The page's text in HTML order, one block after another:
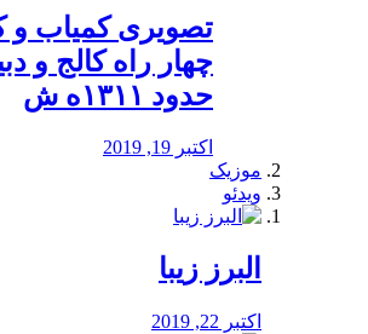
️تصویری کمیاب و
چهار راه كالج و
حدود ۱۳۱۱ه ش
اکتبر 19, 2019
موزیک
ویدئو
البرز زیبا
اکتبر 22, 2019